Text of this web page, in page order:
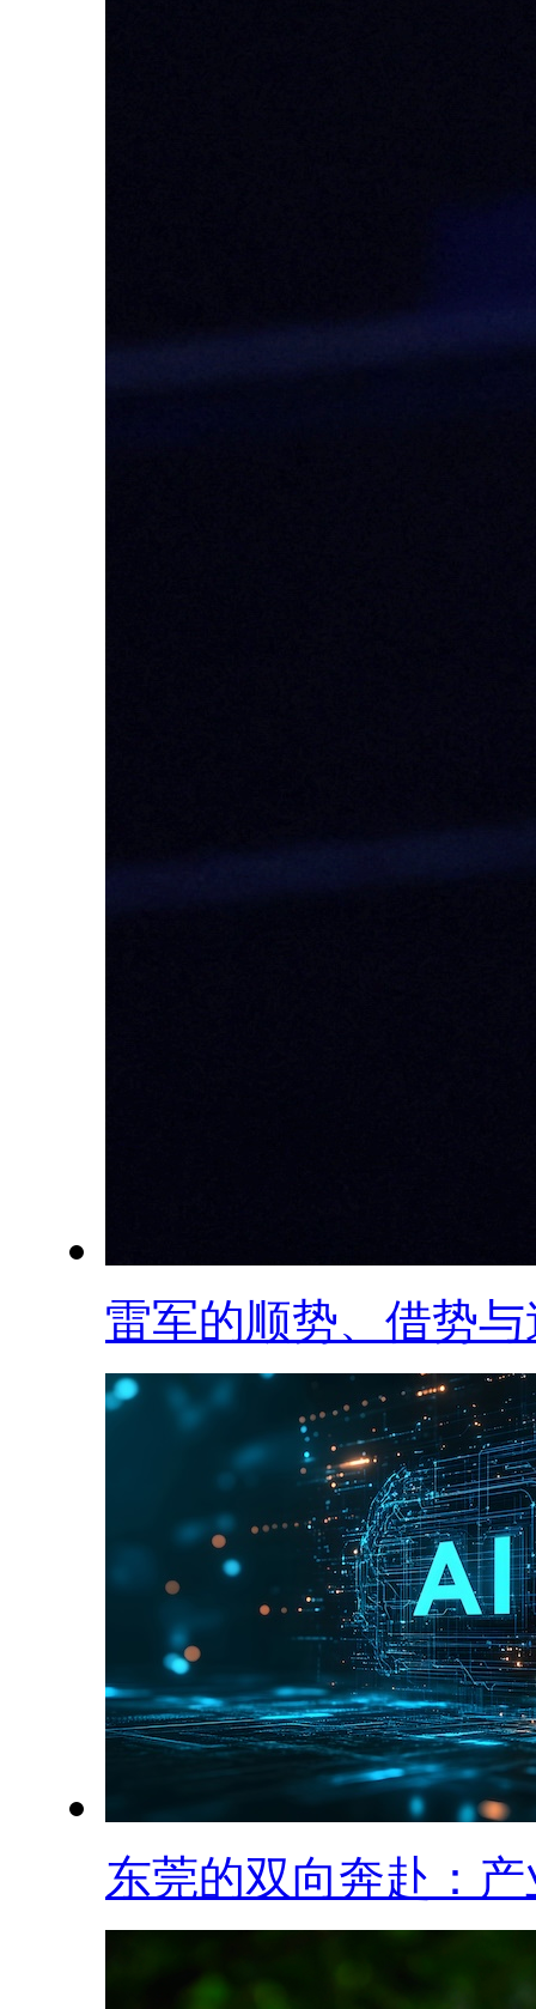
雷军的顺势、借势与
东莞的双向奔赴：产